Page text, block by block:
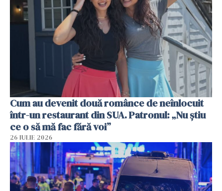
Cum au devenit două românce de neînlocuit
într-un restaurant din SUA. Patronul: „Nu știu
ce o să mă fac fără voi”
26 IULIE 2026